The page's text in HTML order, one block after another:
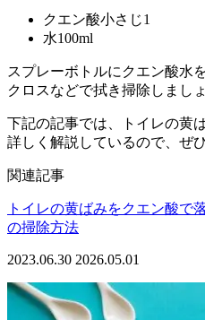
クエン酸小さじ1
水100ml
スプレーボトルにクエン酸水
クロスなどで拭き掃除しましょ
下記の記事では、トイレの黄
詳しく解説しているので、ぜ
関連記事
トイレの黄ばみをクエン酸で
の掃除方法
2023.06.30 2026.05.01